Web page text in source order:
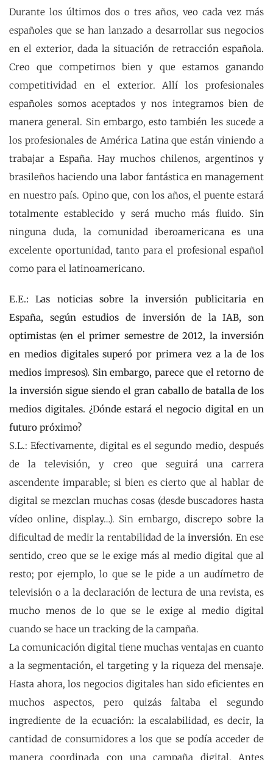
Durante los últimos dos o tres años, veo cada vez más
españoles que se han lanzado a desarrollar sus negocios
en el exterior, dada la situación de retracción española.
Creo que competimos bien y que estamos ganando
competitividad en el exterior. Allí los profesionales
españoles somos aceptados y nos integramos bien de
manera general. Sin embargo, esto también les sucede a
los profesionales de América Latina que están viniendo a
trabajar a España. Hay muchos chilenos, argentinos y
brasileños haciendo una labor fantástica en management
en nuestro país. Opino que, con los años, el puente estará
totalmente establecido y será mucho más fluido. Sin
ninguna duda, la comunidad iberoamericana es una
excelente oportunidad, tanto para el profesional español
como para el latinoamericano.
E.E.: Las noticias sobre la inversión publicitaria en
España, según estudios de inversión de la IAB, son
optimistas (en el primer semestre de 2012, la inversión
en medios digitales superó por primera vez a la de los
medios impresos). Sin embargo, parece que el retorno de
la inversión sigue siendo el gran caballo de batalla de los
medios digitales. ¿Dónde estará el negocio digital en un
futuro próximo?
S.L.: Efectivamente, digital es el segundo medio, después
de la televisión, y creo que seguirá una carrera
ascendente imparable; si bien es cierto que al hablar de
digital se mezclan muchas cosas (desde buscadores hasta
vídeo online, display…). Sin embargo, discrepo sobre la
dificultad de medir la rentabilidad de lainversión. En ese
sentido, creo que se le exige más al medio digital que al
resto; por ejemplo, lo que se le pide a un audímetro de
televisión o a la declaración de lectura de una revista, es
mucho menos de lo que se le exige al medio digital
cuando se hace un tracking de la campaña.
La comunicación digital tiene muchas ventajas en cuanto
a la segmentación, el targeting y la riqueza del mensaje.
Hasta ahora, los negocios digitales han sido eficientes en
muchos aspectos, pero quizás faltaba el segundo
ingrediente de la ecuación: la escalabilidad, es decir, la
cantidad de consumidores a los que se podía acceder de
manera coordinada con una campaña digital. Antes